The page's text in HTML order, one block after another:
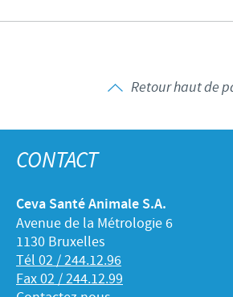
Retour haut de
CONTACT
Ceva Santé Animale S.A.
Avenue de la Métrologie 6
1130 Bruxelles
Tél 02 / 244.12.96
Fax 02 / 244.12.99